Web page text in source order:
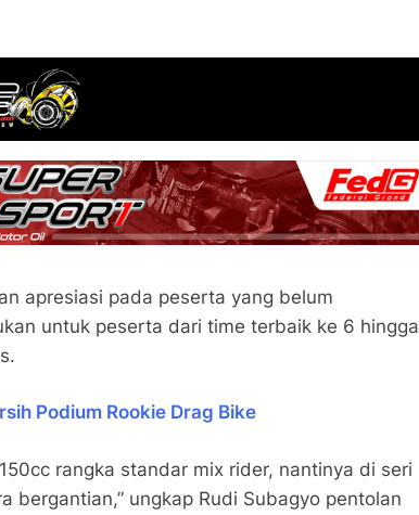
apresiasi pada peserta yang belum
untuk peserta dari time terbaik ke 6 hingga
Podium Rookie Drag Bike
rangka standar mix rider, nantinya di seri
bergantian,” ungkap Rudi Subagyo pentolan